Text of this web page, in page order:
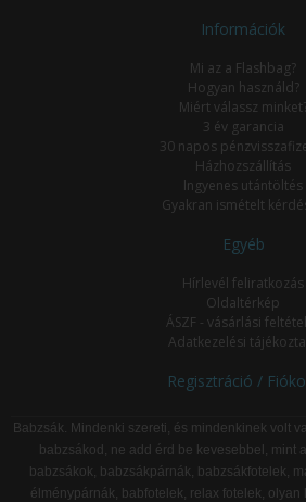
Információk
Mi az a Flashbag?
Hogyan használd?
Miért válassz
3 év garancia
30 napos
Házhozszállítás
Ingyenes utántöltés
Gyakran ismételt
Egyéb
Hírlevél feliratkozás
Oldaltérkép
ÁSZF - vásárlási
Adatkezelési
Regisztráció /
Babzsák. Mindenki szereti, és mindenkinek volt
babzsákod, ne add érd be kevesebbel, mint
babzsákok, babzsákpárnák, babzsákfotelek,
élménypárnák, babfotelek, relax fotelek,